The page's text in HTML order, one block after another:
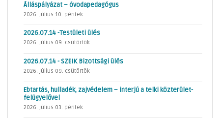
Álláspályázat – óvodapedagógus
2026. július 10. péntek
2026.07.14 -Testületi ülés
2026. július 09. csütörtök
2026.07.14 - SZEIK Bizottsági ülés
2026. július 09. csütörtök
Ebtartás, hulladék, zajvédelem – interjú a telki közterület-
felügyelővel
2026. július 03. péntek